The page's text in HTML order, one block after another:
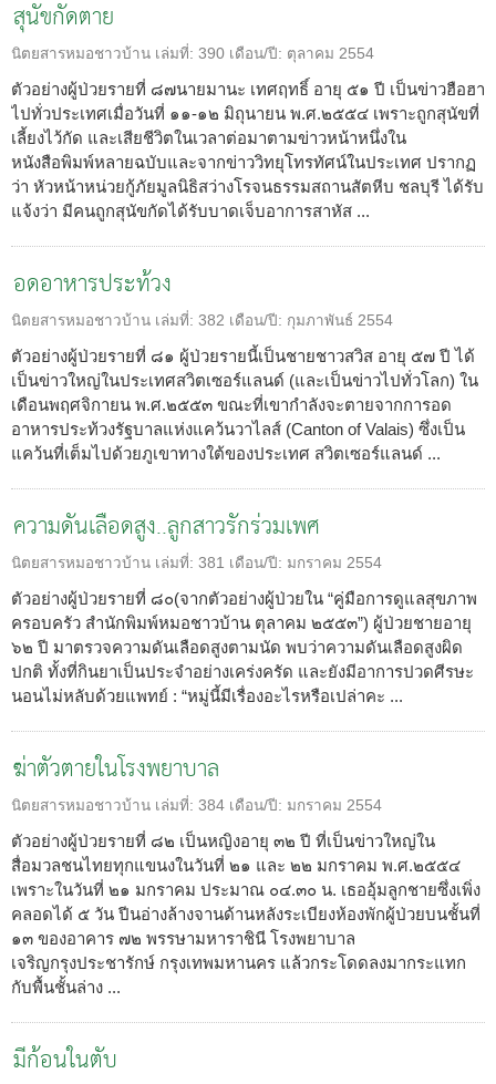
สุนัขกัดตาย
นิตยสารหมอชาวบ้าน เล่มที่: 390 เดือน/ปี: ตุลาคม 2554
ตัวอย่างผู้ป่วยรายที่ ๘๗นายมานะ เทศฤทธิ์ อายุ ๕๑ ปี เป็นข่าวฮือฮา
ไปทั่วประเทศเมื่อวันที่ ๑๑-๑๒ มิถุนายน พ.ศ.๒๕๕๔ เพราะถูกสุนัขที่
เลี้ยงไว้กัด และเสียชีวิตในเวลาต่อมาตามข่าวหน้าหนึ่งใน
หนังสือพิมพ์หลายฉบับและจากข่าววิทยุโทรทัศน์ในประเทศ ปรากฏ
ว่า หัวหน้าหน่วยกู้ภัยมูลนิธิสว่างโรจนธรรมสถานสัตหีบ ชลบุรี ได้รับ
แจ้งว่า มีคนถูกสุนัขกัดได้รับบาดเจ็บอาการสาหัส ...
อดอาหารประท้วง
นิตยสารหมอชาวบ้าน เล่มที่: 382 เดือน/ปี: กุมภาพันธ์ 2554
ตัวอย่างผู้ป่วยรายที่ ๘๑ ผู้ป่วยรายนี้เป็นชายชาวสวิส อายุ ๕๗ ปี ได้
เป็นข่าวใหญ่ในประเทศสวิตเซอร์แลนด์ (และเป็นข่าวไปทั่วโลก) ใน
เดือนพฤศจิกายน พ.ศ.๒๕๕๓ ขณะที่เขากำลังจะตายจากการอด
อาหารประท้วงรัฐบาลแห่งแคว้นวาไลส์ (Canton of Valais) ซึ่งเป็น
แคว้นที่เต็มไปด้วยภูเขาทางใต้ของประเทศ สวิตเซอร์แลนด์ ...
ความดันเลือดสูง..ลูกสาวรักร่วมเพศ
นิตยสารหมอชาวบ้าน เล่มที่: 381 เดือน/ปี: มกราคม 2554
ตัวอย่างผู้ป่วยรายที่ ๘๐(จากตัวอย่างผู้ป่วยใน “คู่มือการดูแลสุขภาพ
ครอบครัว สำนักพิมพ์หมอชาวบ้าน ตุลาคม ๒๕๕๓”) ผู้ป่วยชายอายุ
๖๒ ปี มาตรวจความดันเลือดสูงตามนัด พบว่าความดันเลือดสูงผิด
ปกติ ทั้งที่กินยาเป็นประจำอย่างเคร่งครัด และยังมีอาการปวดศีรษะ
นอนไม่หลับด้วยแพทย์ : “หมู่นี้มีเรื่องอะไรหรือเปล่าคะ ...
ฆ่าตัวตายในโรงพยาบาล
นิตยสารหมอชาวบ้าน เล่มที่: 384 เดือน/ปี: มกราคม 2554
ตัวอย่างผู้ป่วยรายที่ ๘๒ เป็นหญิงอายุ ๓๒ ปี ที่เป็นข่าวใหญ่ใน
สื่อมวลชนไทยทุกแขนงในวันที่ ๒๑ และ ๒๒ มกราคม พ.ศ.๒๕๕๔
เพราะในวันที่ ๒๑ มกราคม ประมาณ ๐๔.๓๐ น. เธออุ้มลูกชายซึ่งเพิ่ง
คลอดได้ ๕ วัน ปีนอ่างล้างจานด้านหลังระเบียงห้องพักผู้ป่วยบนชั้นที่
๑๓ ของอาคาร ๗๒ พรรษามหาราชินี โรงพยาบาล
เจริญกรุงประชารักษ์ กรุงเทพมหานคร แล้วกระโดดลงมากระแทก
กับพื้นชั้นล่าง ...
มีก้อนในตับ